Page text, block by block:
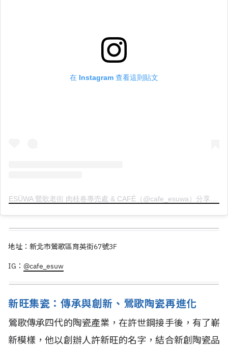
在 Instagram 查看這則貼文
ESÜWA 鶯歌老街 肉桂卷專売處 & CAFÉ（@cafe_esuwa）分享的貼文
地址：新北市鶯歌區育英街67號3F
IG： @cafe_esuw
新旺集瓷：傳承與創新、鶯歌陶瓷再進化
鶯歌傳承四代的陶瓷產業，在許世鋼接手後，有了嶄
新模樣，他以創辦人許新旺的名字，結合新創陶瓷品